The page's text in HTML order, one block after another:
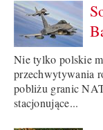
Nie tylko polskie
przechwytywania
pobliżu granic
stacjonujące...